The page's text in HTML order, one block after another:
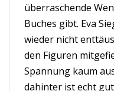
überraschende
Buches gibt. Eva
wieder nicht
den Figuren
Spannung kaum
dahinter ist echt